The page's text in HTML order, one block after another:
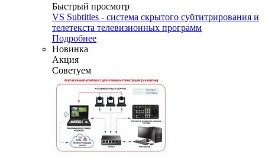
Быстрый просмотр
VS Subtitles - система скрытого субтитрирования и
телетекста телевизионных программ
Подробнее
Новинка
Акция
Советуем